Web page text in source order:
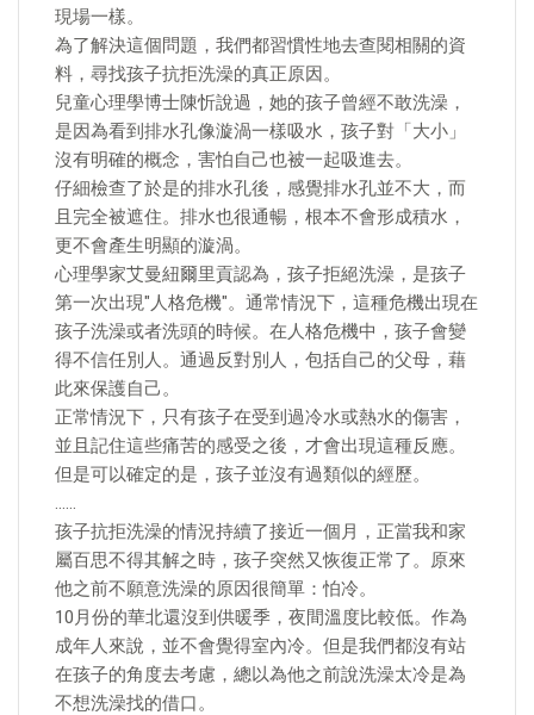
現場一樣。
為了解決這個問題，我們都習慣性地去查閱相關的資
料，尋找孩子抗拒洗澡的真正原因。
兒童心理學博士陳忻說過，她的孩子曾經不敢洗澡，
是因為看到排水孔像漩渦一樣吸水，孩子對「大小」
沒有明確的概念，害怕自己也被一起吸進去。
仔細檢查了於是的排水孔後，感覺排水孔並不大，而
且完全被遮住。排水也很通暢，根本不會形成積水，
更不會產生明顯的漩渦。
心理學家艾曼紐爾里貢認為，孩子拒絕洗澡，是孩子
第一次出現"人格危機"。通常情況下，這種危機出現在
孩子洗澡或者洗頭的時候。在人格危機中，孩子會變
得不信任別人。通過反對別人，包括自己的父母，藉
此來保護自己。
正常情況下，只有孩子在受到過冷水或熱水的傷害，
並且記住這些痛苦的感受之後，才會出現這種反應。
但是可以確定的是，孩子並沒有過類似的經歷。
……
孩子抗拒洗澡的情況持續了接近一個月，正當我和家
屬百思不得其解之時，孩子突然又恢復正常了。原來
他之前不願意洗澡的原因很簡單：怕冷。
10月份的華北還沒到供暖季，夜間溫度比較低。作為
成年人來說，並不會覺得室內冷。但是我們都沒有站
在孩子的角度去考慮，總以為他之前說洗澡太冷是為
不想洗澡找的借口。